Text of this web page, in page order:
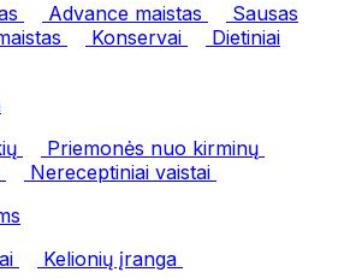
Advance maistas
Sausas
Konservai
Dietiniai
Priemonės nuo kirminų
Nereceptiniai vaistai
Kelionių įranga